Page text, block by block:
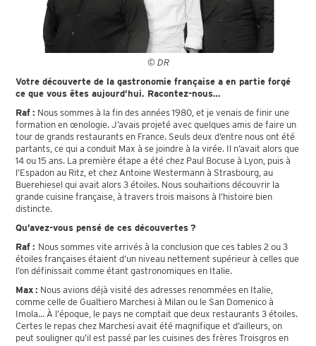
© DR
Votre découverte de la gastronomie française a en partie forgé
ce que vous êtes aujourd’hui. Racontez-nous…
Raf : Nous sommes à la fin des années 1980, et je venais de finir une
formation en œnologie. J’avais projeté avec quelques amis de faire un
tour de grands restaurants en France. Seuls deux d’entre nous ont été
partants, ce qui a conduit Max à se joindre à la virée. Il n’avait alors que
14 ou 15 ans. La première étape a été chez Paul Bocuse à Lyon, puis à
l’Espadon au Ritz, et chez Antoine Westermann à Strasbourg, au
Buerehiesel qui avait alors 3 étoiles. Nous souhaitions découvrir la
grande cuisine française, à travers trois maisons à l’histoire bien
distincte.
Qu’avez-vous pensé de ces découvertes ?
Raf : Nous sommes vite arrivés à la conclusion que ces tables 2 ou 3
étoiles françaises étaient d’un niveau nettement supérieur à celles que
l’on définissait comme étant gastronomiques en Italie.
Max : Nous avions déjà visité des adresses renommées en Italie,
comme celle de Gualtiero Marchesi à Milan ou le San Domenico à
Imola… À l’époque, le pays ne comptait que deux restaurants 3 étoiles.
Certes le repas chez Marchesi avait été magnifique et d’ailleurs, on
peut souligner qu’il est passé par les cuisines des frères Troisgros en